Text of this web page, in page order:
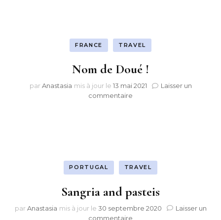
FRANCE TRAVEL
Nom de Doué !
parAnastasia mis à jour le 13 mai 2021
Laisser un
commentaire
PORTUGAL TRAVEL
Sangria and pasteis
parAnastasia mis à jour le 30 septembre 2020
Laisser un
commentaire